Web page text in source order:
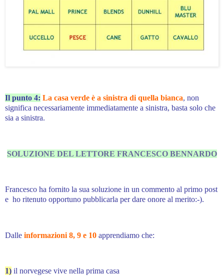
Il punto 4: La casa verde è a sinistra di quella bianca, non
significa necessariamente immediatamente a sinistra, basta solo che
sia a sinistra.
SOLUZIONE DEL LETTORE FRANCESCO BENNARDO
Francesco ha fornito la sua soluzione in un commento al primo post
e ho ritenuto opportuno pubblicarla per dare onore al merito:-).
Dalle informazioni 8, 9 e 10 apprendiamo che:
1) il norvegese vive nella prima casa